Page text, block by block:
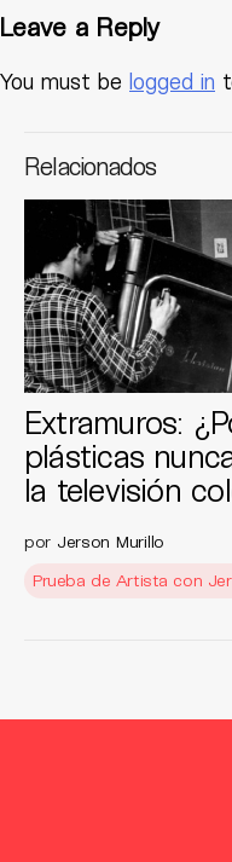
Leave a Reply
You must be logged in
Relacionados
Extramuros:
plásticas
la televisión
por Jerson Murillo
Prueba de Artista con